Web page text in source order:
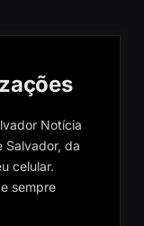
Notícia
Salvador, da
celular.
sempre